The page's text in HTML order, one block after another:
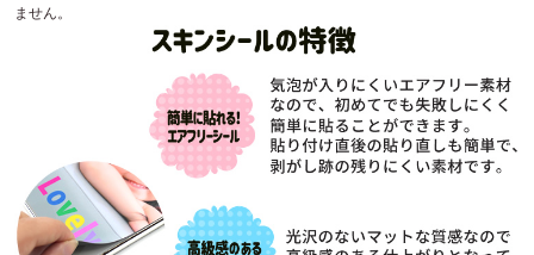
ません。